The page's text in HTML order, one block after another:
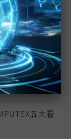
和碩拔頭籌
商機？
攻自家MCU
的基礎
五大看